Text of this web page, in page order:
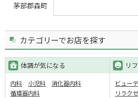
茅部郡森町
カテゴリーでお店を探す
体調が気になる
内科 小児科
消化器内科
循環器内科
リ
ビュー
リラク